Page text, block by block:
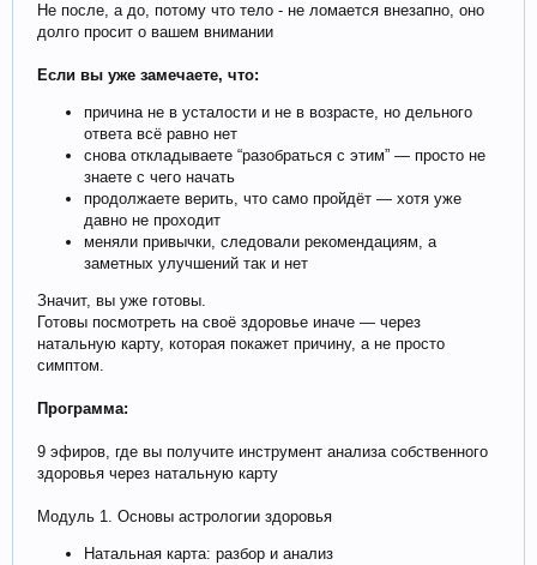
Не после, а до, потому что тело - не ломается внезапно, оно
долго просит о вашем внимании
Если вы уже замечаете, что:
причина не в усталости и не в возрасте, но дельного
ответа всё равно нет
снова откладываете “разобраться с этим” — просто не
знаете с чего начать
продолжаете верить, что само пройдёт — хотя уже
давно не проходит
меняли привычки, следовали рекомендациям, а
заметных улучшений так и нет
Значит, вы уже готовы.
Готовы посмотреть на своё здоровье иначе — через
натальную карту, которая покажет причину, а не просто
симптом.
Программа:
9 эфиров, где вы получите инструмент анализа собственного
здоровья через натальную карту
Модуль 1. Основы астрологии здоровья
Натальная карта: разбор и анализ